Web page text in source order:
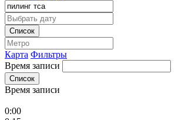
Список
Карта Фильтры
Время записи
Список
Время записи
0:00